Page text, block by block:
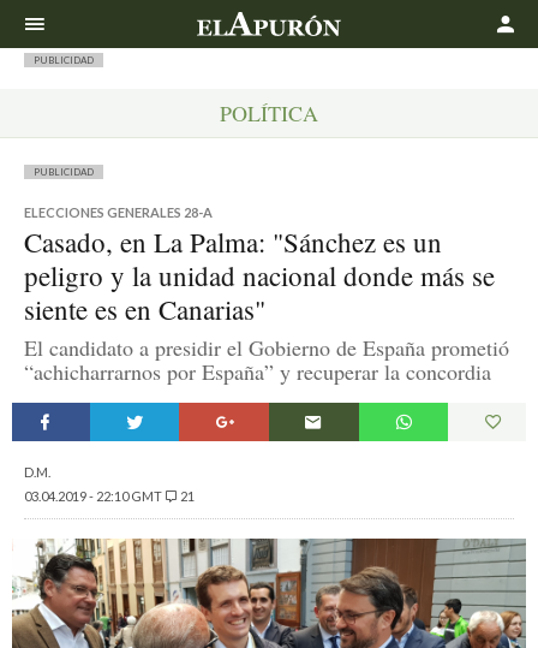
PUBLICIDAD
POLÍTICA
PUBLICIDAD
ELECCIONES GENERALES 28-A
Casado, en La Palma: "Sánchez es un
peligro y la unidad nacional donde más se
siente es en Canarias"
El candidato a presidir el Gobierno de España prometió
“achicharrarnos por España” y recuperar la concordia
D.M.
03.04.2019 - 22:10 GMT
21